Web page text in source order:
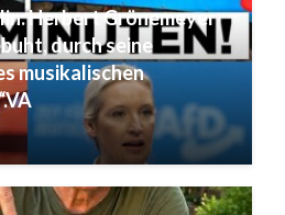
Herbert Grönemeyer
durch seine
musikalischen